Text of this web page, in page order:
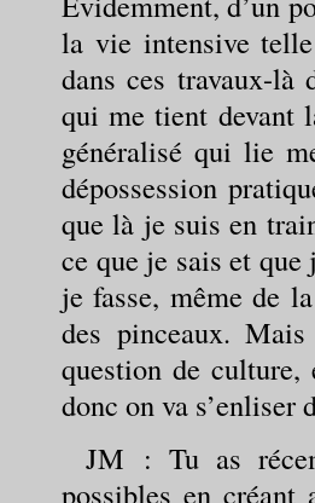
la vie intensive
dans ces travaux-là
qui me tient devant
généralisé qui lie
dépossession
que là je suis en
ce que je sais et
je fasse, même de
des pinceaux.
question de
donc on va s’enliser
JM : Tu as
possibles en créant